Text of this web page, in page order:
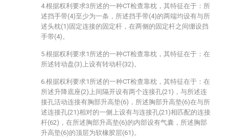
4.根据权利要求3所述的一种CT检查靠枕，其特征在于：所
述挡手带(4)至少为一条，所述挡手带(4)的两端均设有与所
述头枕(1)固定连接的固定杆，在两侧的固定杆之间绷设挡
手带(4)。
5.根据权利要求1所述的一种CT检查靠枕，其特征在于：在
所述转动盘(3)上设有转动杆(32)。
6.根据权利要求1所述的一种CT检查靠枕，其特征在于：在
所述升降底座(2)上间隔开设有两个连接孔(21)，与所述连
接孔活动连接有胸部升高垫(6)，所述胸部升高垫(6)在与所
述连接孔(21)相对的一侧上设有与连接孔(21)相匹配的连接
杆(62)，在所述胸部升高垫(6)的内部设有气囊，所述胸部
升高垫(6)的顶层为软橡胶层(61)。